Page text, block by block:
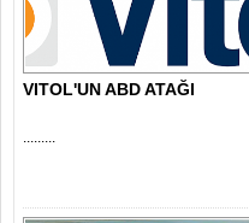
VITOL'UN ABD ATAĞI
.........